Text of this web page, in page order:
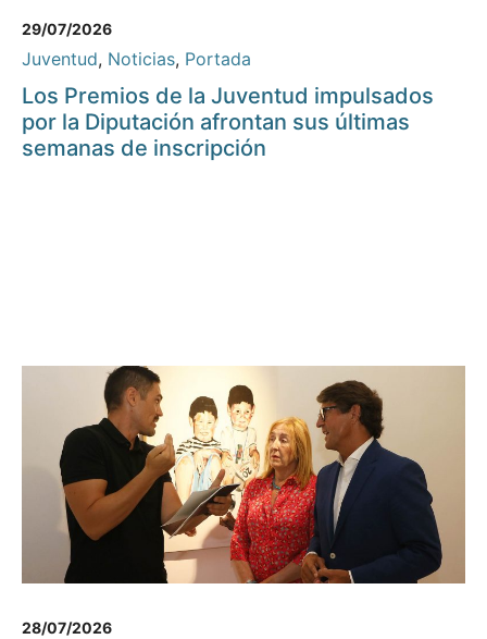
29/07/2026
Juventud, Noticias, Portada
Los Premios de la Juventud impulsados
por la Diputación afrontan sus últimas
semanas de inscripción
28/07/2026